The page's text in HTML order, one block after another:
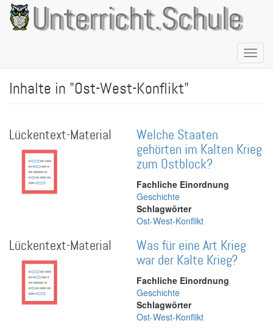
Direkt
zum
Inhalt
Unterricht.Schule
Inhalte in "Ost-West-Konflikt"
Lückentext-Material
Welche Staaten
gehörten im Kalten Krieg
zum Ostblock?
Fachliche Einordnung
Geschichte
Schlagwörter
Ost-West-Konflikt
Lückentext-Material
Was für eine Art Krieg
war der Kalte Krieg?
Fachliche Einordnung
Geschichte
Schlagwörter
Ost-West-Konflikt